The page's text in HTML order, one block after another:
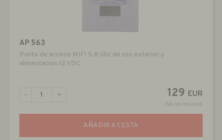
AP 563
Punto de acceso WIFI 5,8 Ghz de uso exterior y
alimentacion 12 VDC
129 EUR
IVA no incluido
- +
AÑADIR A CESTA